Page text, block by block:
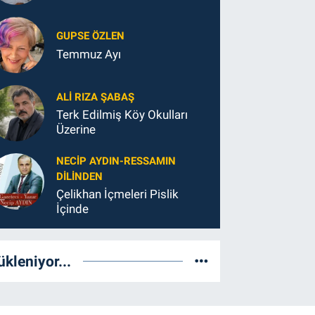
GUPSE ÖZLEN
Temmuz Ayı
ALI RIZA ŞABAŞ
Terk Edilmiş Köy Okulları
Üzerine
NECIP AYDIN-RESSAMIN
DILINDEN
Çelikhan İçmeleri Pislik
İçinde